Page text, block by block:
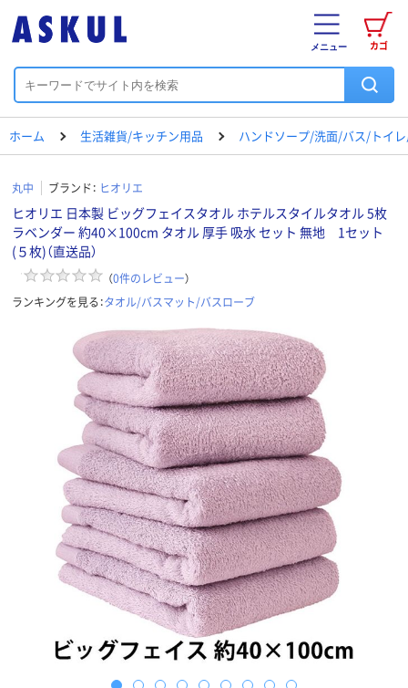
カゴ
メニュー
ホーム 生活雑貨/キッチン用品 ハンドソープ/洗面/バス/トイ
丸中 ブランド： ヒオリエ
ヒオリエ 日本製 ビッグフェイスタオル ホテルスタイルタオル 5枚
ラベンダー 約40×100cm タオル 厚手 吸水 セット 無地 1セット
(５枚)（直送品）
（0件のレビュー）
ランキングを見る：タオル/バスマット/バスローブ